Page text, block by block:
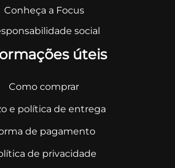
Conheça a Focus
social
úteis
Como comprar
e política de entrega
de pagamento
de privacidade